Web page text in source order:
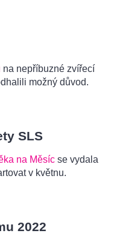
na nepříbuzné zvířecí
možný důvod.
SLS
na Měsíc se vydala
v květnu.
2022